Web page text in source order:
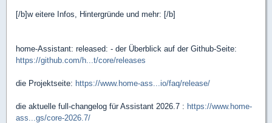
[/b]w eitere Infos, Hintergründe und mehr: [/b]
home-Assistant: released: - der Überblick auf der Github-Seite:
https://github.com/h...t/core/releases
die Projektseite: https://www.home-ass...io/faq/release/
die aktuelle full-changelog für Assistant 2026.7 : https://www.home-
ass...gs/core-2026.7/